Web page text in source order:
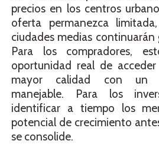
precios en los centros
oferta permanezca
ciudades medias
Para los compradores,
oportunidad real de
mayor calidad con un
manejable. Para los
identificar a tiempo los
potencial de crecimiento
se consolide.